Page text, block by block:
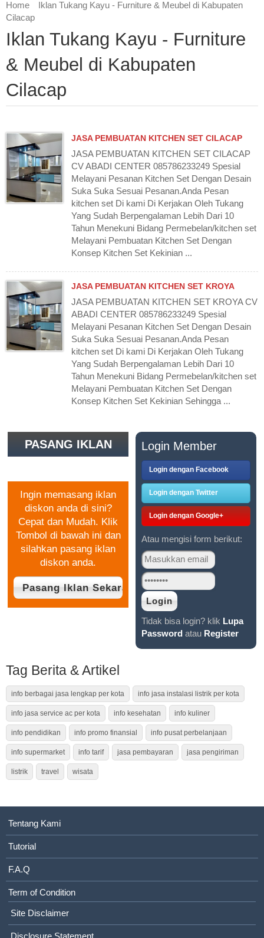
Home
Iklan Tukang Kayu - Furniture & Meubel di Kabupaten
Cilacap
Iklan Tukang Kayu - Furniture
& Meubel di Kabupaten
Cilacap
JASA PEMBUATAN KITCHEN SET CILACAP
JASA PEMBUATAN KITCHEN SET CILACAP
CV ABADI CENTER 085786233249 Spesial
Melayani Pesanan Kitchen Set Dengan Desain
Suka Suka Sesuai Pesanan.Anda Pesan
kitchen set Di kami Di Kerjakan Oleh Tukang
Yang Sudah Berpengalaman Lebih Dari 10
Tahun Menekuni Bidang Permebelan/kitchen set
Melayani Pembuatan Kitchen Set Dengan
Konsep Kitchen Set Kekinian ...
JASA PEMBUATAN KITCHEN SET KROYA
JASA PEMBUATAN KITCHEN SET KROYA CV
ABADI CENTER 085786233249 Spesial
Melayani Pesanan Kitchen Set Dengan Desain
Suka Suka Sesuai Pesanan.Anda Pesan
kitchen set Di kami Di Kerjakan Oleh Tukang
Yang Sudah Berpengalaman Lebih Dari 10
Tahun Menekuni Bidang Permebelan/kitchen set
Melayani Pembuatan Kitchen Set Dengan
Konsep Kitchen Set Kekinian Sehingga ...
PASANG IKLAN
Ingin memasang iklan
diskon anda di sini?
Cepat dan Mudah. Klik
Tombol di bawah ini dan
silahkan pasang iklan
diskon anda.
Login Member
Login dengan Facebook
Login dengan Twitter
Login dengan Google+
Atau mengisi form berikut:
Tidak bisa login? klik Lupa
Password atau Register
Tag Berita & Artikel
info berbagai jasa lengkap per kota info jasa instalasi listrik per kota
info jasa service ac per kota info kesehatan info kuliner
info pendidikan info promo finansial info pusat perbelanjaan
info supermarket info tarif jasa pembayaran jasa pengiriman
listrik travel wisata
Tentang Kami
Tutorial
F.A.Q
Term of Condition
Site Disclaimer